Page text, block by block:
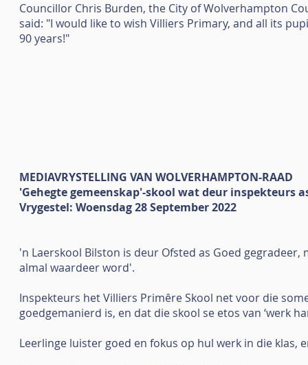
Councillor Chris Burden, the City of Wolverhampton
said: "I would like to wish Villiers Primary, and all its
90 years!"
MEDIAVRYSTELLING VAN WOLVERHAMPTON-RAAD
'Gehegte gemeenskap'-skool wat deur inspekteurs
Vrygestel: Woensdag 28 September 2022
'n Laerskool Bilston is deur Ofsted as Goed
almal waardeer word'.
Inspekteurs het Villiers Primêre Skool net voor die
goedgemanierd is, en dat die skool se etos van ‘werk
Leerlinge luister goed en fokus op hul werk in die klas,